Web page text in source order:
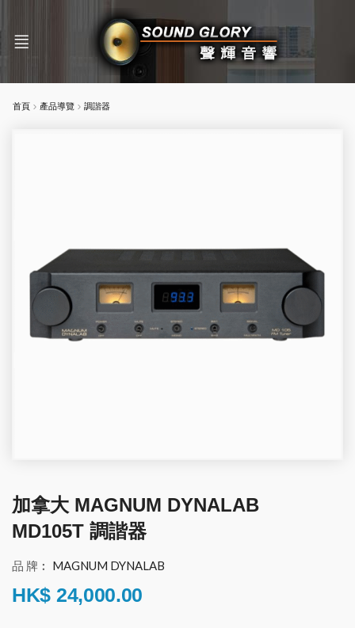
首頁 產品導覽 調諧器
加拿大 MAGNUM DYNALAB
MD105T 調諧器
品 牌︰ MAGNUM DYNALAB
HK$ 24,000.00